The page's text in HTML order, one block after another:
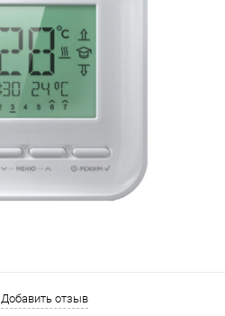
Добавить отзыв